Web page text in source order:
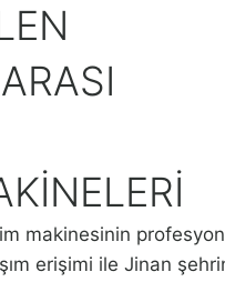
makinesinin
erişimi ile Jinan